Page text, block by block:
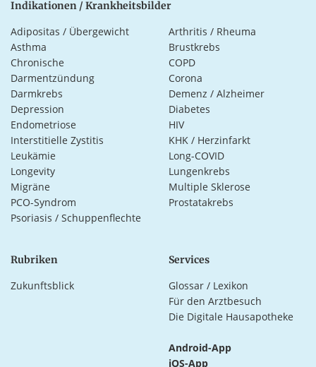
Indikationen / Krankheitsbilder
Adipositas / Übergewicht
Arthritis / Rheuma
Asthma
Brustkrebs
Chronische
Darmentzündung
COPD
Corona
Darmkrebs
Demenz / Alzheimer
Depression
Diabetes
Endometriose
HIV
Interstitielle Zystitis
KHK / Herzinfarkt
Leukämie
Long-COVID
Longevity
Lungenkrebs
Migräne
Multiple Sklerose
PCO-Syndrom
Prostatakrebs
Psoriasis / Schuppenflechte
Rubriken
Zukunftsblick
Services
Glossar / Lexikon
Für den Arztbesuch
Die Digitale Hausapotheke
Android-App
iOS-App